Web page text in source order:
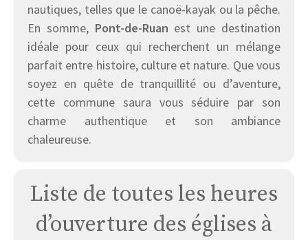
nautiques, telles que le canoë-kayak ou la pêche.
En somme, Pont-de-Ruan est une destination
idéale pour ceux qui recherchent un mélange
parfait entre histoire, culture et nature. Que vous
soyez en quête de tranquillité ou d’aventure,
cette commune saura vous séduire par son
charme authentique et son ambiance
chaleureuse.
Liste de toutes les heures
d’ouverture des églises à